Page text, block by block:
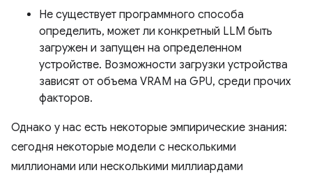
Не существует программного способа
определить, может ли конкретный LLM быть
загружен и запущен на определенном
устройстве. Возможности загрузки устройства
зависят от объема VRAM на GPU, среди прочих
факторов.
Однако у нас есть некоторые эмпирические знания:
сегодня некоторые модели с несколькими
миллионами или несколькими миллиардами